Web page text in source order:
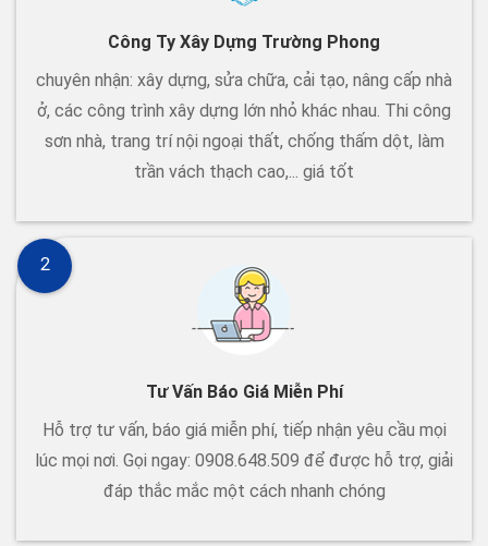
Công Ty Xây Dựng Trường Phong
chuyên nhận: xây dựng, sửa chữa, cải tạo, nâng cấp nhà
ở, các công trình xây dựng lớn nhỏ khác nhau. Thi công
sơn nhà, trang trí nội ngoại thất, chống thấm dột, làm
trần vách thạch cao,... giá tốt
Tư Vấn Báo Giá Miễn Phí
Hỗ trợ tư vấn, báo giá miễn phí, tiếp nhận yêu cầu mọi
lúc mọi nơi. Gọi ngay: 0908.648.509 để được hỗ trợ, giải
đáp thắc mắc một cách nhanh chóng
2